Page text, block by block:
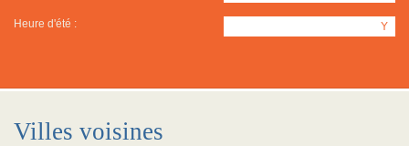
Heure d'été : Y
Villes voisines